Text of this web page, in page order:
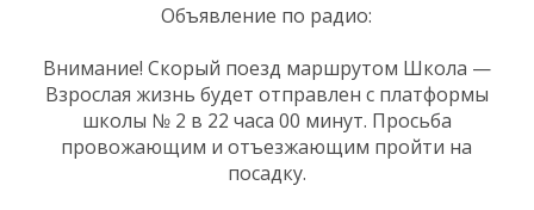
Объявление по радио:
Внимание! Скорый поезд маршрутом Школа —
Взрослая жизнь будет отправлен с платформы
школы № 2 в 22 часа 00 минут. Просьба
провожающим и отъезжающим пройти на
посадку.